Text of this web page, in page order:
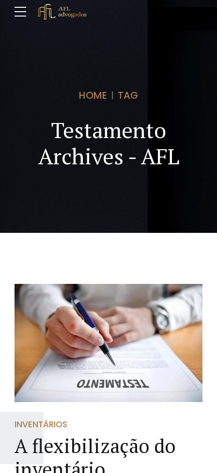
HOME TAG
Testamento
Archives - AFL
INVENTÁRIOS
A flexibilização do